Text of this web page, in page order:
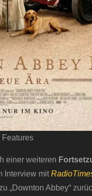
einer weiteren
Interview mit
„Downton Abbey“